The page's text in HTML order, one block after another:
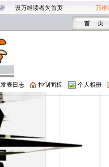
设万维读者为首页 万维
首 页
发表日志 控制面板 个人相册